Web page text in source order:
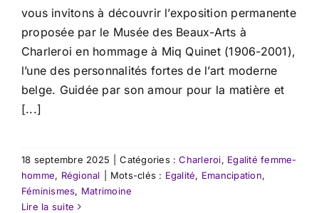
vous invitons à découvrir l’exposition permanente
proposée par le Musée des Beaux-Arts à
Charleroi en hommage à Miq Quinet (1906-2001),
l’une des personnalités fortes de l’art moderne
belge. Guidée par son amour pour la matière et
[...]
18 septembre 2025 Catégories :Charleroi, Egalité femme-
homme, Régional Mots-clés : Egalité, Emancipation,
Féminismes, Matrimoine
Lire la suite